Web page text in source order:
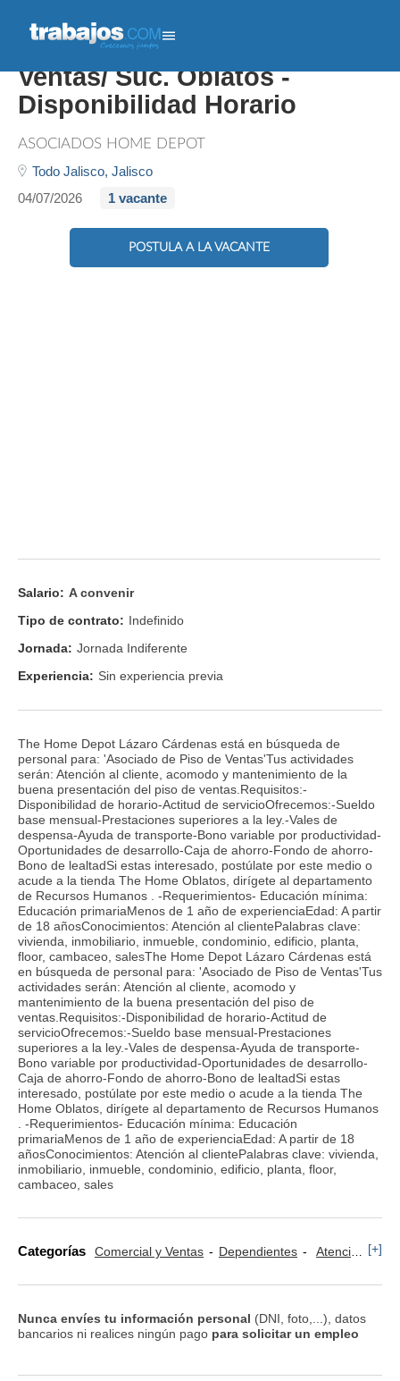
Asociado De Piso De
Ventas/ Suc. Oblatos -
Disponibilidad Horario
ASOCIADOS HOME DEPOT
Todo Jalisco, Jalisco
04/07/2026
1 vacante
POSTULA A LA VACANTE
Salario: A convenir
Tipo de contrato: Indefinido
Jornada: Jornada Indiferente
Experiencia: Sin experiencia previa
The Home Depot Lázaro Cárdenas está en búsqueda de
personal para: 'Asociado de Piso de Ventas'Tus actividades
serán: Atención al cliente, acomodo y mantenimiento de la
buena presentación del piso de ventas.Requisitos:-
Disponibilidad de horario-Actitud de servicioOfrecemos:-Sueldo
base mensual-Prestaciones superiores a la ley.-Vales de
despensa-Ayuda de transporte-Bono variable por productividad-
Oportunidades de desarrollo-Caja de ahorro-Fondo de ahorro-
Bono de lealtadSi estas interesado, postúlate por este medio o
acude a la tienda The Home Oblatos, dirígete al departamento
de Recursos Humanos . -Requerimientos- Educación mínima:
Educación primariaMenos de 1 año de experienciaEdad: A partir
de 18 añosConocimientos: Atención al clientePalabras clave:
vivienda, inmobiliario, inmueble, condominio, edificio, planta,
floor, cambaceo, salesThe Home Depot Lázaro Cárdenas está
en búsqueda de personal para: 'Asociado de Piso de Ventas'Tus
actividades serán: Atención al cliente, acomodo y
mantenimiento de la buena presentación del piso de
ventas.Requisitos:-Disponibilidad de horario-Actitud de
servicioOfrecemos:-Sueldo base mensual-Prestaciones
superiores a la ley.-Vales de despensa-Ayuda de transporte-
Bono variable por productividad-Oportunidades de desarrollo-
Caja de ahorro-Fondo de ahorro-Bono de lealtadSi estas
interesado, postúlate por este medio o acude a la tienda The
Home Oblatos, dirígete al departamento de Recursos Humanos
. -Requerimientos- Educación mínima: Educación
primariaMenos de 1 año de experienciaEdad: A partir de 18
añosConocimientos: Atención al clientePalabras clave: vivienda,
inmobiliario, inmueble, condominio, edificio, planta, floor,
cambaceo, sales
Categorías Comercial y Ventas Dependientes Atención al Cliente [+]
Nunca envíes tu información personal (DNI, foto,...), datos
bancarios ni realices ningún pago para solicitar un empleo